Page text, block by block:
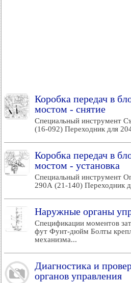
Коробка передач в
мостом - снятие
Специальный инструмент
(16-092) Переходник для
Коробка передач в
мостом - установка
Специальный инструмент
290А (21-140) Переходник
Наружные органы
Спецификации моментов
фут Фунт-дюйм Болты
механизма...
Диагностика и
органов управления